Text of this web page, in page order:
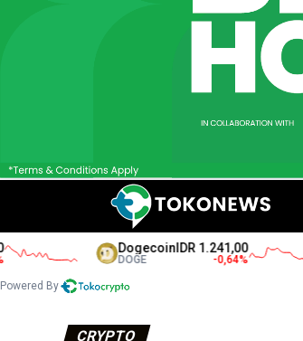
DogecoinIDR 1.241,00
DOGE
Powered By
CRYPTO